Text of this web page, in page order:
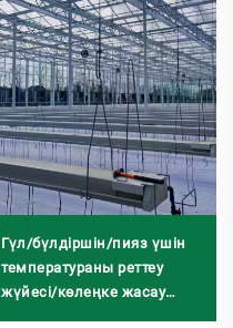
Гүл/бүлдіршін/пияз үшін
температураны реттеу
жүйесі/көлеңке жасау